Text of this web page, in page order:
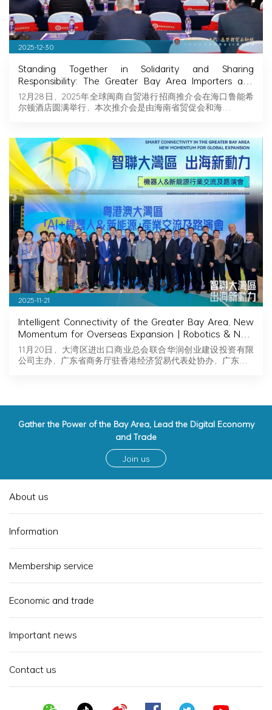
2025-12-30
Standing Together in Solidarity and Sharing
Responsibility: The Greater Bay Area Importers and
Exporters Association Explores New Opportunities in
Hainan, Joining Hands with Fujian Businessmen to
Seize Business Opportunities in Hainan!
12月28日，2025年全球闽商自贸港行招商推介会在海口鲁能希
尔顿酒店圆满举行，本次推介会是由海南省贸促会和海…
2025-11-21
Intelligent Connectivity of the Greater Bay Area, New
Momentum for Overseas Expansion | Robotics & New
Energy Industry Exchange and Roadshow Successfully
Held in Hong Kong
11月20日，大湾区进出口商业总会联合华润创业建设投资有限
公司主办，广东省商务厅驻香港经济贸易代表处协办，广东…
Gather the Power of the Bay Area, Lead the Digital Economy
and Trade
Join us
About us
Information
Membership service
Economic and trade
Important news
Contact us